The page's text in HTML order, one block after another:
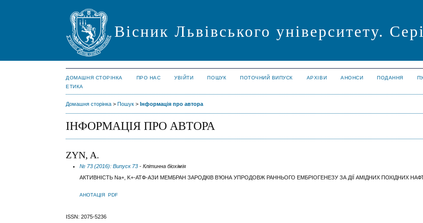
Вісник Львівського університету.
ДОМАШНЯ СТОРІНКА ПРО НАС УВІЙТИ ПОШУК ПОТОЧНИЙ ВИПУСК АРХІВИ АНОНСИ ПОДАННЯ
ЕТИКА
Домашня сторінка >Пошук >Інформація про автора
ІНФОРМАЦІЯ ПРО АВТОРА
ZYN, A.
№ 73 (2016): Випуск 73 - Клітинна біохімія
АКТИВНІСТЬ Na+, K+-АТФ-АЗИ МЕМБРАН ЗАРОДКІВ В’ЮНА УПРОДОВЖ РАННЬОГО ЕМБРІОГЕНЕЗУ ЗА ДІЇ АМІДНИХ ПОХІДНИХ
АНОТАЦІЯ PDF
ISSN: 2075-5236